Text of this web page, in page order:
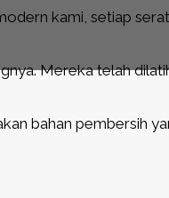
kami, setiap
Mereka telah
bahan pembersih